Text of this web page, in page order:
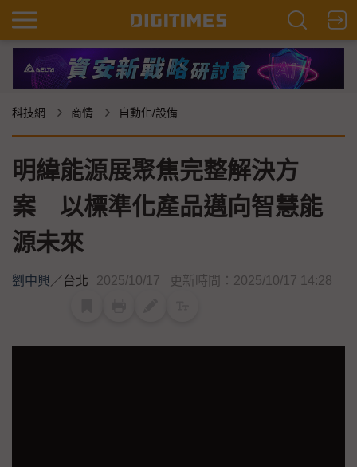
科技網 商情 自動化/設備
明緯能源展聚焦完整解決方
案 以標準化產品邁向智慧能
源未來
劉中興／台北 2025/10/17 更新時間：2025/10/17 14:28